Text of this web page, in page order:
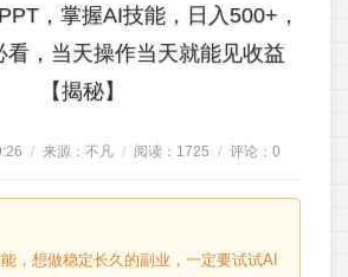
，掌握AI技能，日入500+，
看，当天操作当天就能见收益
【揭秘】
/ 来源：不凡 / 阅读： 1725 / 评论： 0
，想做稳定长久的副业，一定要试试AI